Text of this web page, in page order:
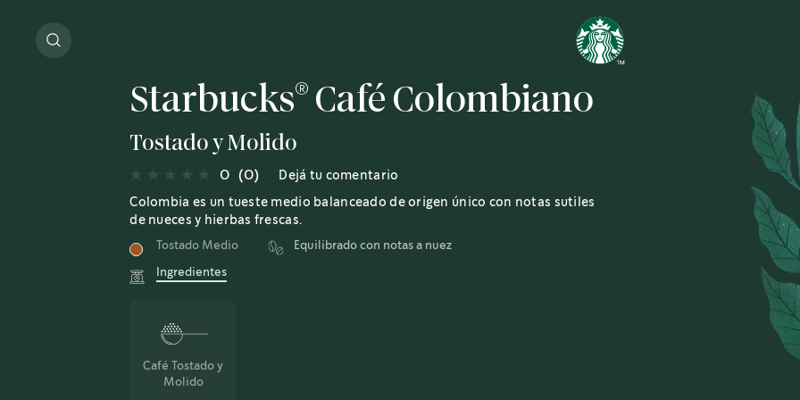
Starbucks® Café Colombiano
Tostado y Molido
0 (0) Dejá tu comentario
Colombia es un tueste medio balanceado de origen único con notas sutiles
de nueces y hierbas frescas.
Tostado Medio Equilibrado con notas a nuez
Ingredientes
Café Tostado y
Molido